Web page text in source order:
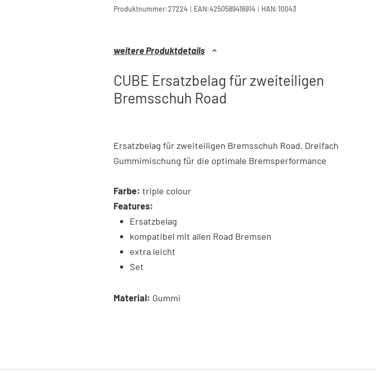
Produktnummer:27224 | EAN:4250589416914 | HAN:10043
weitere Produktdetails
CUBE Ersatzbelag für zweiteiligen
Bremsschuh Road
Ersatzbelag für zweiteiligen Bremsschuh Road. Dreifach
Gummimischung für die optimale Bremsperformance
Farbe: triple colour
Features:
Ersatzbelag
kompatibel mit allen Road Bremsen
extra leicht
Set
Material: Gummi